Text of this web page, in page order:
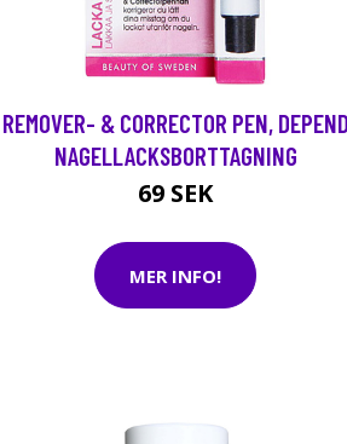
REMOVER- & CORRECTOR PEN, DEPEND
NAGELLACKSBORTTAGNING
69 SEK
MER INFO!